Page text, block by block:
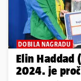
DOBILA NAGRADU
Elin Haddad
2024. je